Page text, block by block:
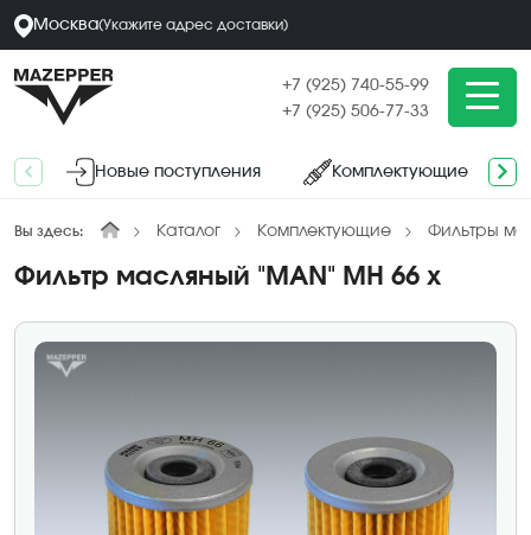
Москва(Укажите адрес доставки)
+7 (925) 740-55-99
+7 (925) 506-77-33
Новые поступления Комплектующие
Вы здесь: Каталог Комплектующие Фильтры
Фильтр масляный "MAN" MH 66 x